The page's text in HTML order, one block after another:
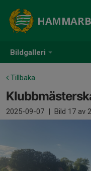
Bildgalleri
Tillbaka
2025-09-07 | Bild 17 av